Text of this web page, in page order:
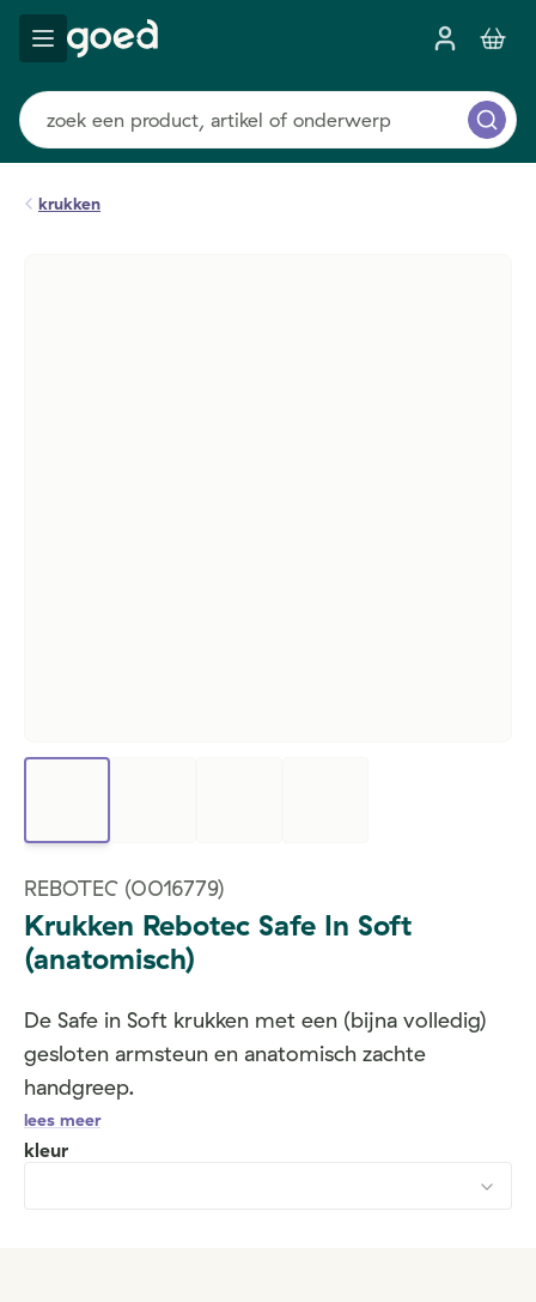
krukken
REBOTEC (0016779)
Krukken Rebotec Safe In Soft
(anatomisch)
De Safe in Soft krukken met een (bijna volledig)
gesloten armsteun en anatomisch zachte
handgreep.
lees meer
kleur